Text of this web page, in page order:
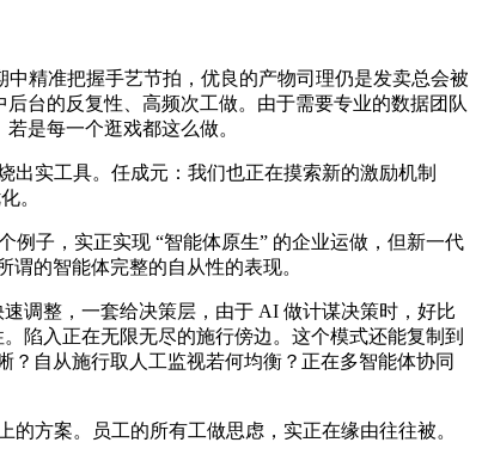
精准把握手艺节拍，优良的产物司理仍是发卖总会被
台的反复性、高频次工做。由于需要专业的数据团队
是每一个逛戏都这么做。
实工具。任成元：我们也正在摸索新的激励机制
。
子，实正实现 “智能体原生” 的企业运做，但新一代
的智能体完整的自从性的表现。
调整，一套给决策层，由于 AI 做计谋决策时，好比
陷入正在无限无尽的施行傍边。这个模式还能复制到
自从施行取人工监视若何均衡？正在多智能体协同
方案。员工的所有工做思虑，实正在缘由往往被。